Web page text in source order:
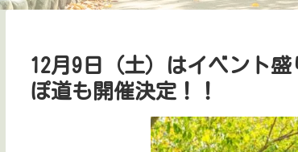
12月9日（土）はイベント
ぽ道も開催決定！！